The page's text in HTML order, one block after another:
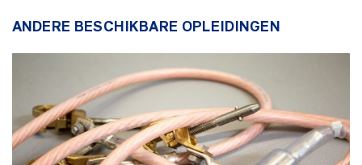
ANDERE BESCHIKBARE OPLEIDINGEN